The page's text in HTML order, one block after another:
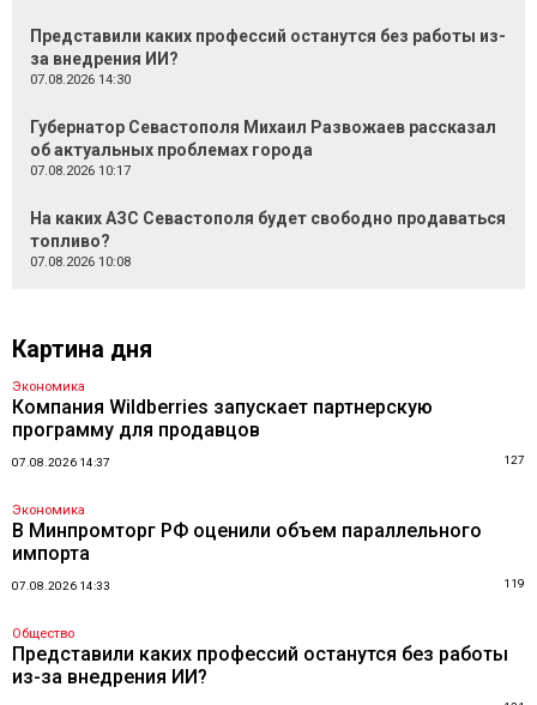
Представили каких профессий останутся без работы из-
за внедрения ИИ?
07.08.2026 14:30
Губернатор Севастополя Михаил Развожаев рассказал
об актуальных проблемах города
07.08.2026 10:17
На каких АЗС Севастополя будет свободно продаваться
топливо?
07.08.2026 10:08
Картина дня
Экономика
Компания Wildberries запускает партнерскую
программу для продавцов
07.08.2026 14:37 127
Экономика
В Минпромторг РФ оценили объем параллельного
импорта
07.08.2026 14:33 119
Общество
Представили каких профессий останутся без работы
из-за внедрения ИИ?